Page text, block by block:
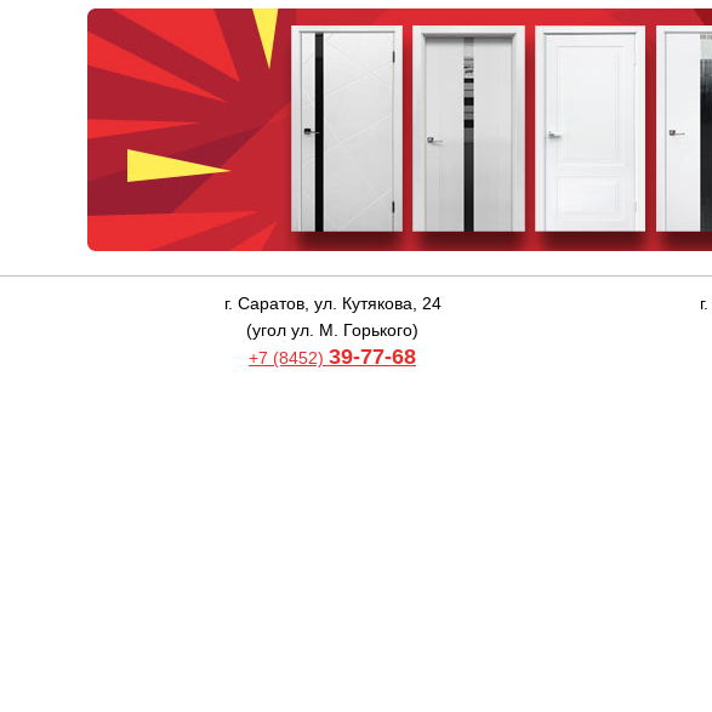
г. Саратов, ул. Кутякова, 24
(угол ул. М. Горького)
+7 (8452) 39-77-68